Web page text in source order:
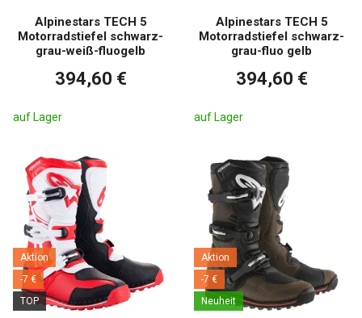
Alpinestars TECH 5
Motorradstiefel schwarz-
grau-weiß-fluogelb
394,60 €
auf Lager
Alpinestars TECH 5
Motorradstiefel schwarz-
grau-fluo gelb
394,60 €
auf Lager
Aktion
-7 €
TOP
Aktion
-7 €
Neuheit